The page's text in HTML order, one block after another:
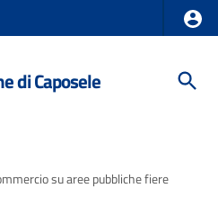
di Caposele
su aree pubbliche fiere